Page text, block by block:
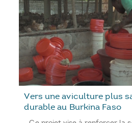
Vers une aviculture plus
durable au Burkina Faso